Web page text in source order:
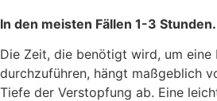
In den meisten Fällen 1-3 Stunden.
Die Zeit, die benötigt wird, um eine
durchzuführen, hängt maßgeblich
Tiefe der Verstopfung ab. Eine